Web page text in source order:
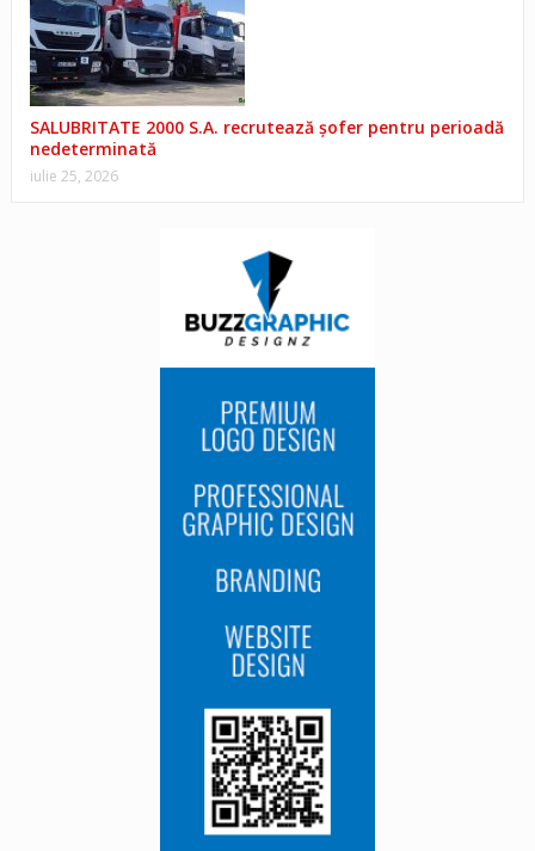
SALUBRITATE 2000 S.A. recrutează șofer pentru perioadă
nedeterminată
iulie 25, 2026